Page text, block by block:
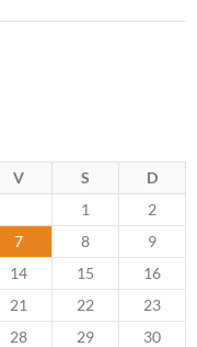
V S
D
1
2
7 8
9
14 15
16
21 22
23
28 29
30